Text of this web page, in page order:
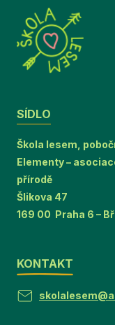
SÍDLO
Škola lesem,
Elementy –
přírodě
Šlikova 47
169 00 Praha 6 –
KONTAKT